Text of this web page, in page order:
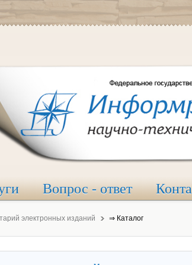
Вопрос - ответ
электронных изданий ⇒ Каталог